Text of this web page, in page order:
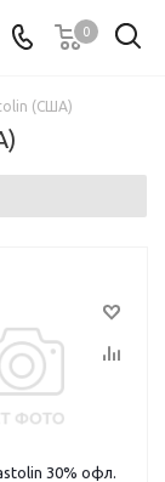
0
(США)
Припой Castolin 30% офл.